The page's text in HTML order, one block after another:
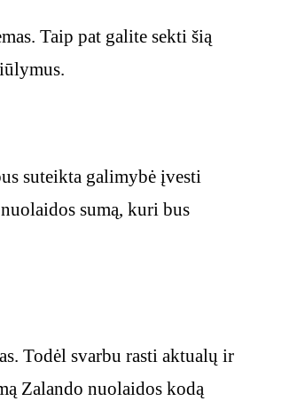
Taip pat galite sekti šią
suteikta galimybė įvesti
sumą, kuri bus
Todėl svarbu rasti aktualų ir
Zalando nuolaidos kodą